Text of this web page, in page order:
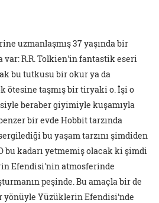
uzmanlaşmış 37 yaşında bir
var: R.R. Tolkien'in fantastik eseri
bu tutkusu bir okur ya da
ötesine taşmış bir tiryaki o. İşi o
beraber giyimiyle kuşamıyla
bir evde Hobbit tarzında
bu yaşam tarzını şimdiden
bu kadarı yetmemiş olacak ki şimdi
Efendisi'nin atmosferinde
peşinde. Bu amaçla bir de
yönüyle Yüzüklerin Efendisi'nde